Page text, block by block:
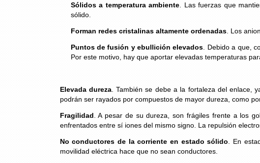
Sólidos a temperatura ambiente . Las fuerzas que
sólido.
Forman redes cristalinas altamente ordenadas. Los
Puntos de fusión y ebullición elevados . Debido a que,
Por este motivo, hay que aportar elevadas temperaturas
Elevada dureza. También se debe a la fortaleza del enlace,
podrán ser rayados por compuestos de mayor dureza, como
Fragilidad . A pesar de su dureza, son frágiles frente a los
enfrentados entre sí iones del mismo signo. La repulsión
No conductores de la corriente en estado sólido . En
movilidad eléctrica hace que no sean conductores.